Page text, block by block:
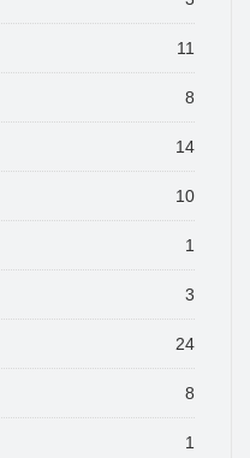
11
8
14
10
1
3
24
8
1